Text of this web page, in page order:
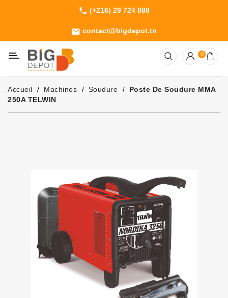
phone (+216) 29 724 888
email contact@bigdepot.tn
Machines
Outillage
Jardinage
Consommables
0
Accueil Machines Soudure
Poste De Soudure MMA
250A TELWIN